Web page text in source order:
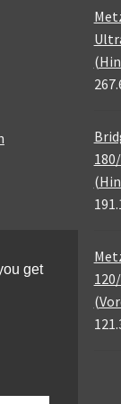
get